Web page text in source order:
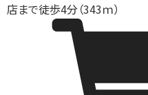
店まで徒歩4分（343ｍ）